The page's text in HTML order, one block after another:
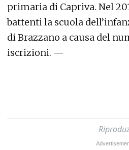
primaria di Capriva. Nel
battenti la scuola
di Brazzano a causa del
iscrizioni. —